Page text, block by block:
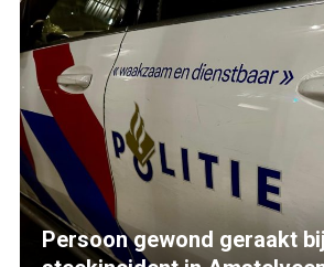
Persoon gewond geraakt bij